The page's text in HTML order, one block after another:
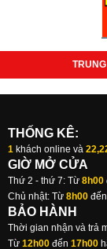
THỐNG KÊ:
1 khách online và
GIỜ MỞ CỬA
Thứ 2 - thứ 7: Từ 8h00
Chủ nhật: Từ 8h00 đến
BẢO HÀNH
Thời gian nhận và trả
Từ 12h00 đến 17h00